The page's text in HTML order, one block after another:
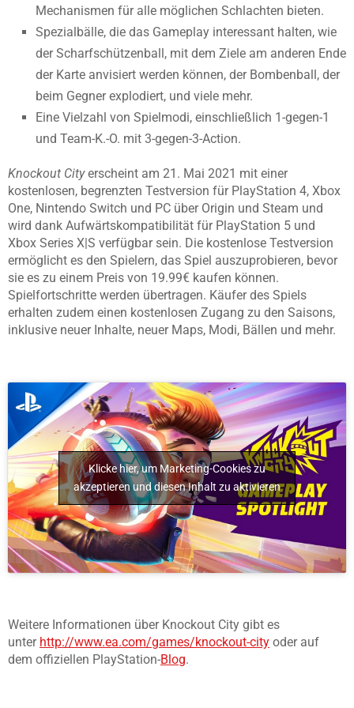
Mechanismen für alle möglichen Schlachten bieten.
Spezialbälle, die das Gameplay interessant halten, wie
der Scharfschützenball, mit dem Ziele am anderen Ende
der Karte anvisiert werden können, der Bombenball, der
beim Gegner explodiert, und viele mehr.
Eine Vielzahl von Spielmodi, einschließlich 1-gegen-1
und Team-K.-O. mit 3-gegen-3-Action.
Knockout Cityerscheint am 21. Mai 2021 mit einer
kostenlosen, begrenzten Testversion für PlayStation 4, Xbox
One, Nintendo Switch und PC über Origin und Steam und
wird dank Aufwärtskompatibilität für PlayStation 5 und
Xbox Series X|S verfügbar sein. Die kostenlose Testversion
ermöglicht es den Spielern, das Spiel auszuprobieren, bevor
sie es zu einem Preis von 19.99€ kaufen können.
Spielfortschritte werden übertragen. Käufer des Spiels
erhalten zudem einen kostenlosen Zugang zu den Saisons,
inklusive neuer Inhalte, neuer Maps, Modi, Bällen und mehr.
Klicke hier, um Marketing-Cookies zu
akzeptieren und diesen Inhalt zu aktivieren
Weitere Informationen über Knockout City gibt es
unter http://www.ea.com/games/knockout-city oder auf
dem offiziellen PlayStation-Blog.